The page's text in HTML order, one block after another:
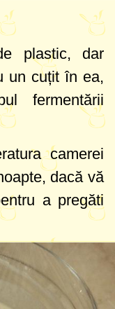
plastic, dar
un cuțit în ea,
fermentării
camerei
dacă vă
a pregăti